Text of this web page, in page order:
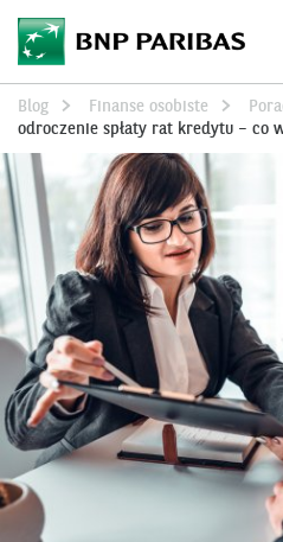
Blog Finanse osobiste
odroczenie spłaty rat kredytu – co